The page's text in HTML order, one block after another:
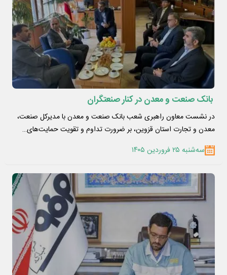
بانک صنعت و معدن در کنار صنعتگران
در نشست معاون راهبری شعب بانک صنعت و معدن با مدیرکل صنعت،
معدن و تجارت استان قزوین، بر ضرورت تداوم و تقویت حمایت‌های…
سه‌شنبه ۲۵ فروردین ۱۴۰۵